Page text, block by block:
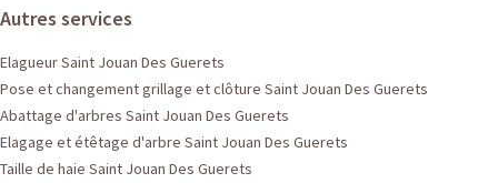
Autres services
Elagueur Saint Jouan Des Guerets
Pose et changement grillage et clôture Saint Jouan Des Guerets
Abattage d'arbres Saint Jouan Des Guerets
Elagage et étêtage d'arbre Saint Jouan Des Guerets
Taille de haie Saint Jouan Des Guerets